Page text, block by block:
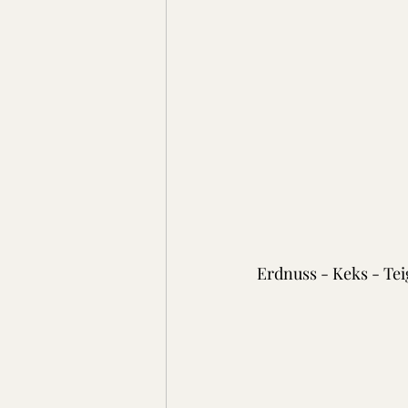
Erdnuss - Keks -